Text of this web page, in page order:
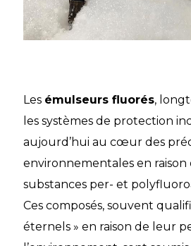
Les émulseurs fluorés,
les systèmes de protection
aujourd’hui au cœur des
environnementales en raison
substances per- et
Ces composés, souvent
éternels » en raison de leur